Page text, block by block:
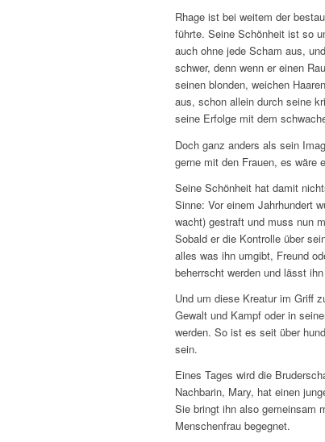
Rhage ist bei weitem der
führte. Seine Schönheit ist so
auch ohne jede Scham aus,
schwer, denn wenn er einen
seinen blonden, weichen
aus, schon allein durch seine
seine Erfolge mit dem
Doch ganz anders als sein
gerne mit den Frauen, es wäre
Seine Schönheit hat damit
Sinne: Vor einem Jahrhundert
wacht) gestraft und muss nun
Sobald er die Kontrolle über
alles was ihn umgibt, Freund
beherrscht werden und lässt
Und um diese Kreatur im Griff
Gewalt und Kampf oder in
werden. So ist es seit über
sein.
Eines Tages wird die
Nachbarin, Mary, hat einen
Sie bringt ihn also gemeinsam
Menschenfrau begegnet.